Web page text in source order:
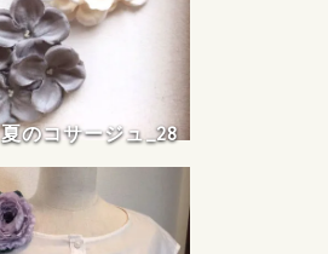
夏のコサージュ_28